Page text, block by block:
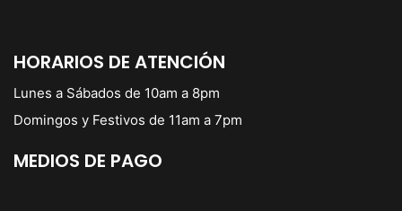
HORARIOS DE ATENCIÓN
Lunes a Sábados de 10am a 8pm
Domingos y Festivos de 11am a 7pm
MEDIOS DE PAGO